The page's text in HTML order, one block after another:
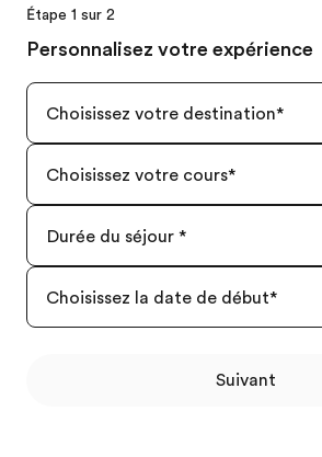
Étape 1 sur 2
Personnalisez votre expérience
Choisissez votre destination*
Choisissez votre cours*
Durée du séjour *
Choisissez la date de début*
Suivant